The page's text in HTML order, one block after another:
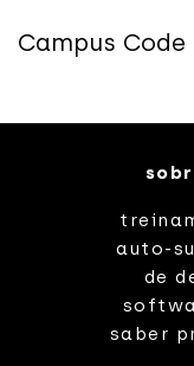
Campus Code
auto-
de
saber